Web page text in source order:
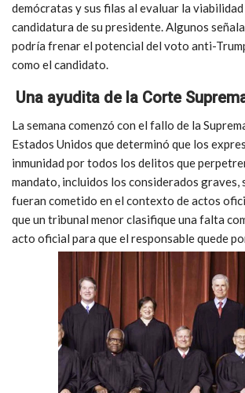
demócratas y sus filas al evaluar la viabilidad
candidatura de su presidente. Algunos
podría frenar el potencial del voto anti-
como el candidato.
Una ayudita de la Corte
La semana comenzó con el fallo de la
Estados Unidos que determinó que los
inmunidad por todos los delitos que
mandato, incluidos los considerados graves,
fueran cometido en el contexto de actos
que un tribunal menor clasifique una falta
acto oficial para que el responsable quede